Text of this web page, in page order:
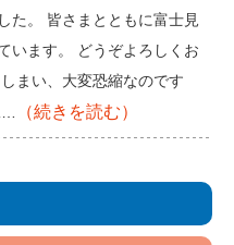
た。 皆さまとともに富士見
います。 どうぞよろしくお
まい、大変恐縮なのです
…
（続きを読む）